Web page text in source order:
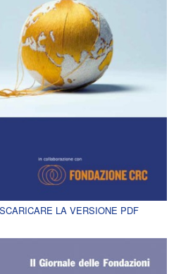
LA VERSIONE PDF